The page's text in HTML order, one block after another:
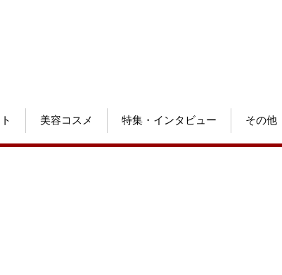
美容コスメ 特集・インタビュー その他